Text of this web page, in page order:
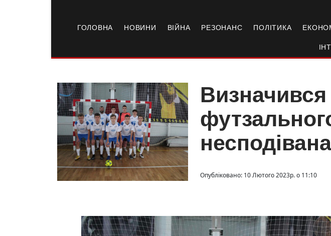
ГОЛОВНА НОВИНИ ВІЙНА РЕЗОНАНС ПОЛІТИКА
Визначився
Опубліковано: 10 Лютого 2023р. о 11:10